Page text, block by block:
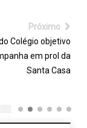
Próximo
Colégio objetivo
em prol da
Santa Casa